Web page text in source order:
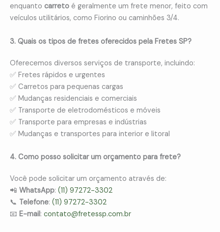
enquanto carreto é geralmente um frete menor, feito com
veículos utilitários, como Fiorino ou caminhões 3/4.
3. Quais os tipos de fretes oferecidos pela Fretes SP?
Oferecemos diversos serviços de transporte, incluindo:
✅ Fretes rápidos e urgentes
✅ Carretos para pequenas cargas
✅ Mudanças residenciais e comerciais
✅ Transporte de eletrodomésticos e móveis
✅ Transporte para empresas e indústrias
✅ Mudanças e transportes para interior e litoral
4. Como posso solicitar um orçamento para frete?
Você pode solicitar um orçamento através de:
📲 WhatsApp: (11) 97272-3302
📞 Telefone: (11) 97272-3302
📧 E-mail: contato@fretessp.com.br